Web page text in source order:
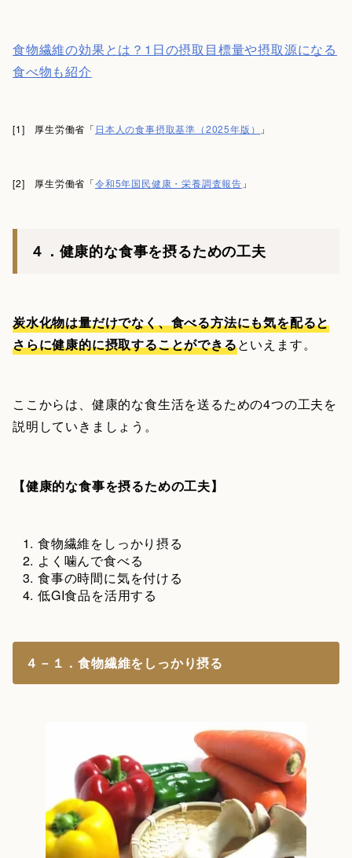
食物繊維の効果とは？1日の摂取目標量や摂取源になる
食べ物も紹介
[1] 厚生労働省「 日本人の食事摂取基準（2025年版） 」
[2] 厚生労働省「令和5年国民健康・栄養調査報告 」
４．健康的な食事を摂るための工夫
炭水化物は量だけでなく、食べる方法にも気を配ると
さらに健康的に摂取することができるといえます。
ここからは、健康的な食生活を送るための4つの工夫を
説明していきましょう。
【健康的な食事を摂るための工夫】
食物繊維をしっかり摂る
よく噛んで食べる
食事の時間に気を付ける
低GI食品を活用する
４－１．食物繊維をしっかり摂る